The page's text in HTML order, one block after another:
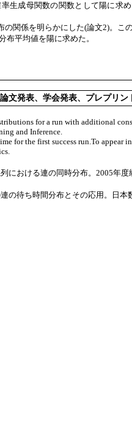
生成母関数の関数として陽に求
の関係を明らかにした(論文2)。こ
布平均値を陽に求めた。
文発表、学会発表、プレプリン
for a run with additional
and Inference.
for the first success run.To appear
における連の同時分布。2005年
の待ち時間分布とその応用。日